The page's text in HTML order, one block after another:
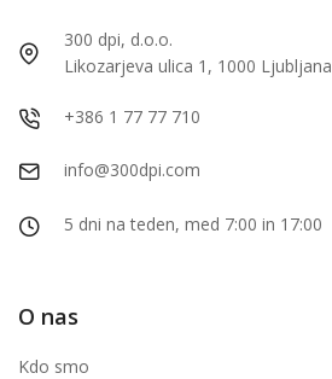
300 dpi, d.o.o.
Likozarjeva ulica 1, 1000 Ljubljana
+386 1 77 77 710
info@300dpi.com
5 dni na teden, med 7:00 in 17:00
O nas
Kdo smo